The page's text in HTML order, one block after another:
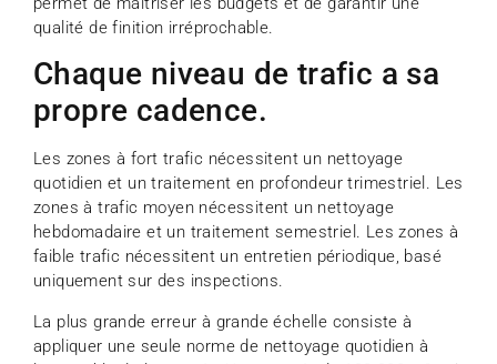
qualité de finition irréprochable.
Chaque niveau de trafic a sa
propre cadence.
Les zones à fort trafic nécessitent un nettoyage
quotidien et un traitement en profondeur trimestriel. Les
zones à trafic moyen nécessitent un nettoyage
hebdomadaire et un traitement semestriel. Les zones à
faible trafic nécessitent un entretien périodique, basé
uniquement sur des inspections.
La plus grande erreur à grande échelle consiste à
appliquer une seule norme de nettoyage quotidien à